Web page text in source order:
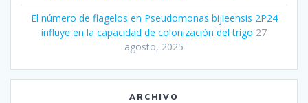
El número de flagelos en Pseudomonas bijieensis 2P24
influye en la capacidad de colonización del trigo 27
agosto, 2025
ARCHIVO